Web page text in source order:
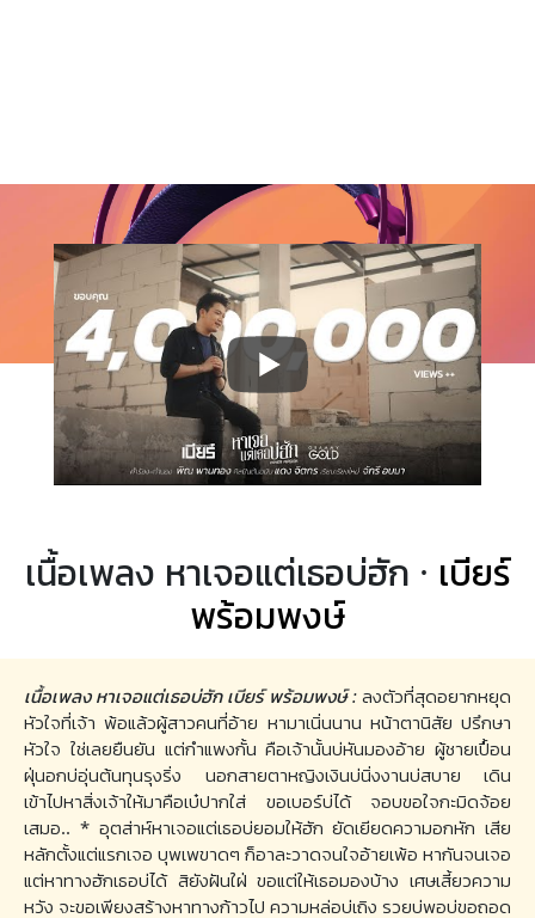
เนื้อเพลง หาเจอแต่เธอบ่ฮัก · เบียร์
พร้อมพงษ์
เนื้อเพลง หาเจอแต่เธอบ่ฮัก เบียร์ พร้อมพงษ์ : ลงตัวที่สุดอยากหยุด
หัวใจที่เจ้า พ้อแล้วผู้สาวคนที่อ้าย หามาเนิ่นนาน หน้าตานิสัย ปรึกษา
หัวใจ ใช่เลยยืนยัน แต่กำแพงกั้น คือเจ้านั้นบ่หันมองอ้าย ผู้ชายเปื้อน
ฝุ่นอกบ่อุ่นต้นทุนรุงริ่ง นอกสายตาหญิงเงินบ่นิ่งงานบ่สบาย เดิน
เข้าไปหาสิ่งเจ้าให้มาคือเบ๋ปากใส่ ขอเบอร์บ่ได้ จอบขอใจกะมิดจ้อย
เสมอ.. * อุตส่าห์หาเจอแต่เธอบ่ยอมให้ฮัก ยัดเยียดความอกหัก เสีย
หลักตั้งแต่แรกเจอ บุพเพขาดๆ ก็อาละวาดจนใจอ้ายเพ้อ หากันจนเจอ
แต่หาทางฮักเธอบ่ได้ สิยังฝันใฝ่ ขอแต่ให้เธอมองบ้าง เศษเสี้ยวความ
หวัง จะขอเพียงสร้างหาทางก้าวไป ความหล่อบ่เถิง รวยบ่พอบ่ขอถอด